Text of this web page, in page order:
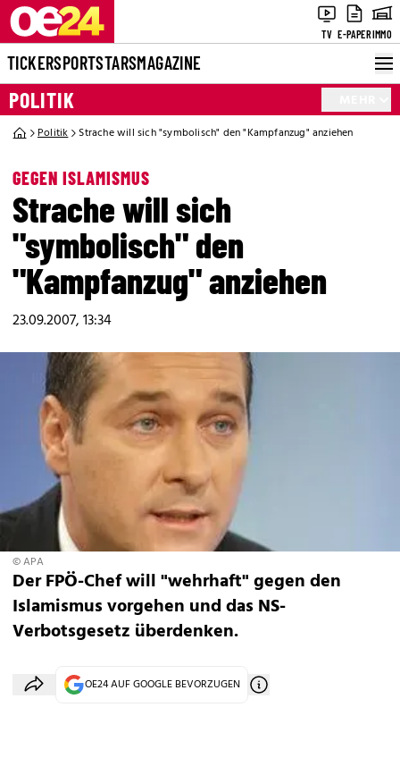
TV E-PAPERIMMO
TICKERSPORTSTARSMAGAZINE
POLITIK
Politik Strache will sich "symbolisch" den "Kampfanzug" anziehen
GEGEN ISLAMISMUS
Strache will sich
"symbolisch" den
"Kampfanzug" anziehen
23.09.2007, 13:34
© APA
Der FPÖ-Chef will "wehrhaft" gegen den
Islamismus vorgehen und das NS-
Verbotsgesetz überdenken.
OE24 AUF GOOGLE BEVORZUGEN